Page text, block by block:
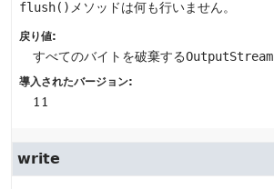
flush() メソッドは何も行いません。
戻り値:
すべてのバイトを破棄するOutputStream
導入されたバージョン:
11
write